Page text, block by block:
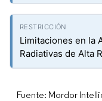
Limitaciones en la
Radiativas de Alta
Fuente: Mordor